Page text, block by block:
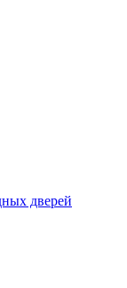
дверей